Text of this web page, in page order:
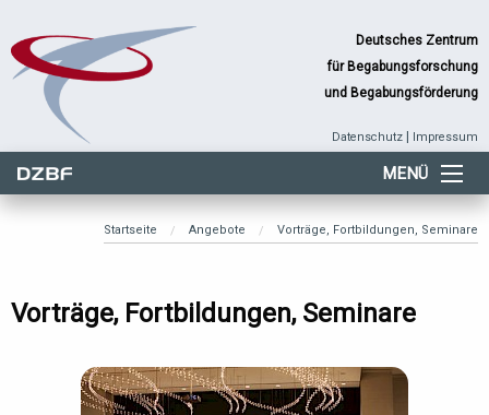
Deutsches Zentrum
für Begabungsforschung
und Begabungsförderung
Datenschutz Impressum
MENÜ
Startseite Angebote Vorträge, Fortbildungen, Seminare
Vorträge, Fortbildungen, Seminare